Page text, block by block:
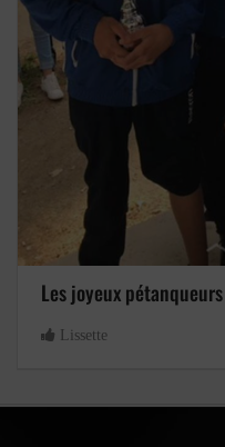
Les joyeux
Lissette